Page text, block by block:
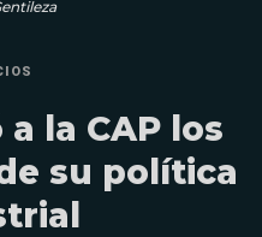
la CAP los
su política